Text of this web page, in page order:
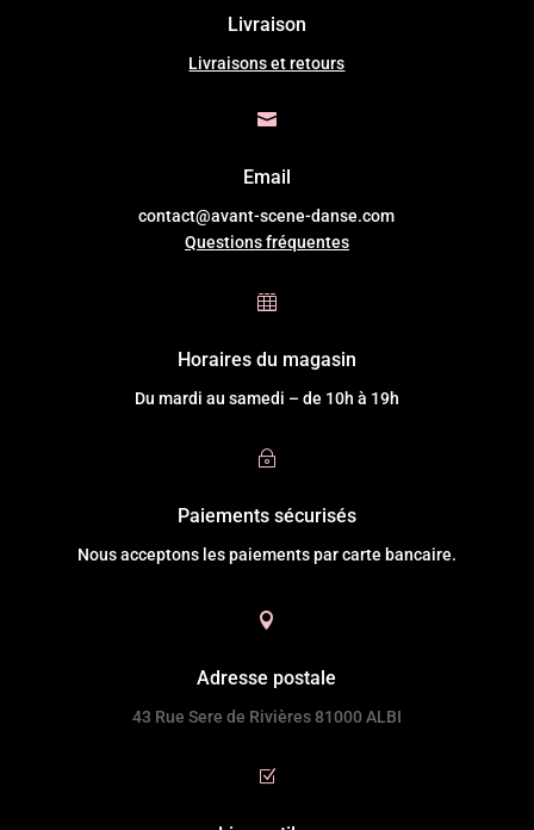
Livraison
Livraisons et retours

Email
contact@avant-scene-danse.com
Questions fréquentes

Horaires du magasin
Du mardi au samedi – de 10h à 19h
~
Paiements sécurisés
Nous acceptons les paiements par carte bancaire.

Adresse postale
43 Rue Sere de Rivières 81000 ALBI
Z